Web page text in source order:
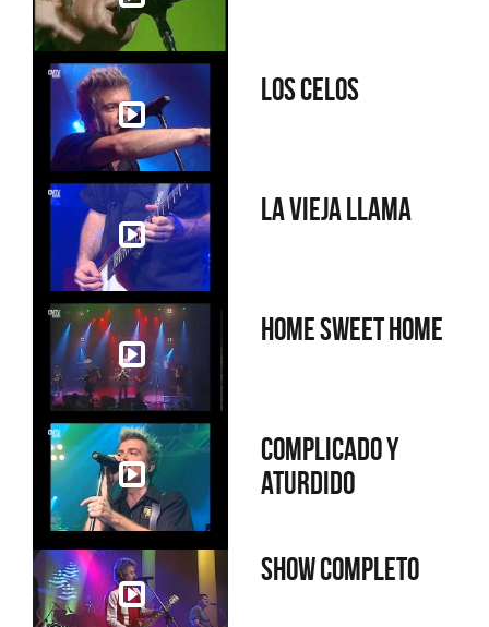
Los celos
La vieja llama
Home sweet home
Complicado y
aturdido
Show completo